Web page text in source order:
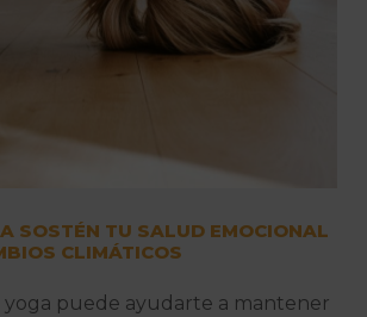
SOSTÉN TU SALUD EMOCIONAL
CLIMÁTICOS
yoga puede ayudarte a mantener